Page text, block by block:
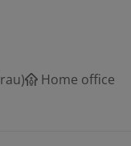
Home office